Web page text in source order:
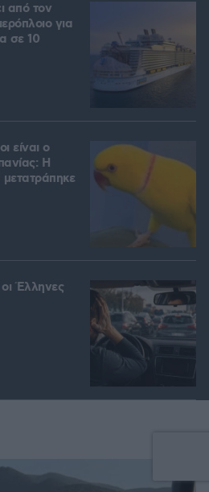
από τον
για
σε 10
είναι ο
Η
Έλληνες